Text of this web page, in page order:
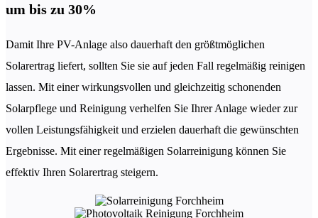
um bis zu 30%
Damit Ihre PV-Anlage also dauerhaft den größtmöglichen
Solarertrag liefert, sollten Sie sie auf jeden Fall regelmäßig reinigen
lassen. Mit einer wirkungsvollen und gleichzeitig schonenden
Solarpflege und Reinigung verhelfen Sie Ihrer Anlage wieder zur
vollen Leistungsfähigkeit und erzielen dauerhaft die gewünschten
Ergebnisse. Mit einer regelmäßigen Solarreinigung können Sie
effektiv Ihren Solarertrag steigern.